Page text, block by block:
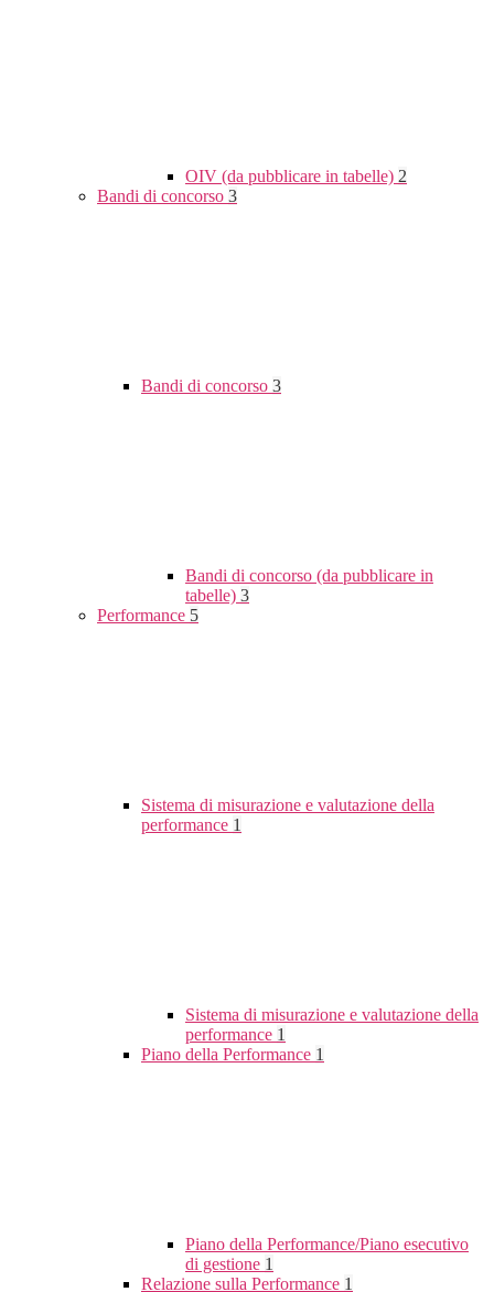
OIV (da pubblicare in tabelle) 2
Bandi di concorso 3
Bandi di concorso 3
Bandi di concorso (da pubblicare in
tabelle) 3
Performance 5
Sistema di misurazione e valutazione della
performance 1
Sistema di misurazione e valutazione della
performance 1
Piano della Performance 1
Piano della Performance/Piano esecutivo
di gestione 1
Relazione sulla Performance 1